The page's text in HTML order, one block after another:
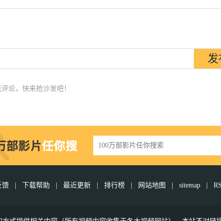
论，快来抢沙发吧！
馈 | 下载帮助 | 最近更新 | 排行榜 | 网站地图 | sitemap |